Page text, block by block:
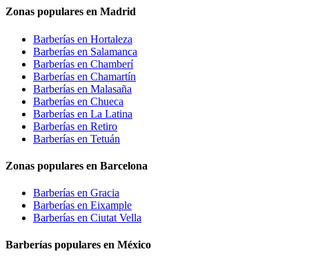
Zonas populares en Madrid
Barberías en Hortaleza
Barberías en Salamanca
Barberías en Chamberí
Barberías en Chamartín
Barberías en Malasaña
Barberías en Chueca
Barberías en La Latina
Barberías en Retiro
Barberías en Tetuán
Zonas populares en Barcelona
Barberías en Gracia
Barberías en Eixample
Barberías en Ciutat Vella
Barberías populares en México